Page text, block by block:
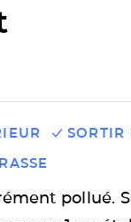
SORTIR
pollué.